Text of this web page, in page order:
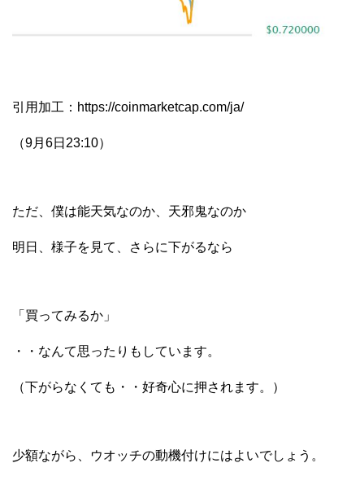
引用加工：https://coinmarketcap.com/ja/
（9月6日23:10）
ただ、僕は能天気なのか、天邪鬼なのか
明日、様子を見て、さらに下がるなら
「買ってみるか」
・・なんて思ったりもしています。
（下がらなくても・・好奇心に押されます。）
少額ながら、ウオッチの動機付けにはよいでしょう。